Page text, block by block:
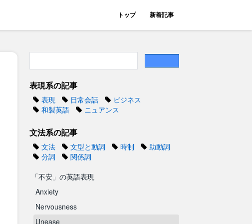
トップ 新着記事
表現系の記事
表現 日常会話
ビジネス
和製英語
ニュアンス
文法系の記事
文法 文型と動詞 時制
助動詞
分詞
関係詞
「不安」の英語表現
Anxiety
Nervousness
Unease